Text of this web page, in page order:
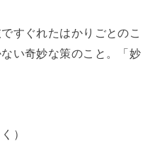
すぐれたはかりごとのこ
い奇妙な策のこと。「妙
）